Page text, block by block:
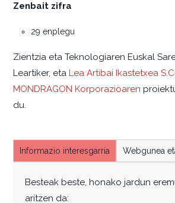
Zenbait zifra
29 enplegu
Zientzia eta Teknologiaren Euskal
Leartiker, eta Lea Artibai Ikastetxea
MONDRAGON Korporazioaren
du.
Informazio interesgarria Webgunea
Besteak beste, honako jardun
aritzen da: